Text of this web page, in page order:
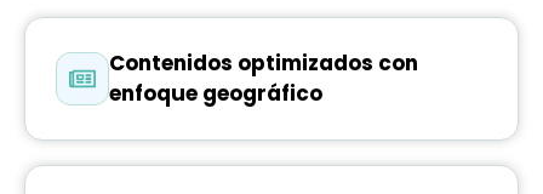
Contenidos optimizados con
enfoque geográfico